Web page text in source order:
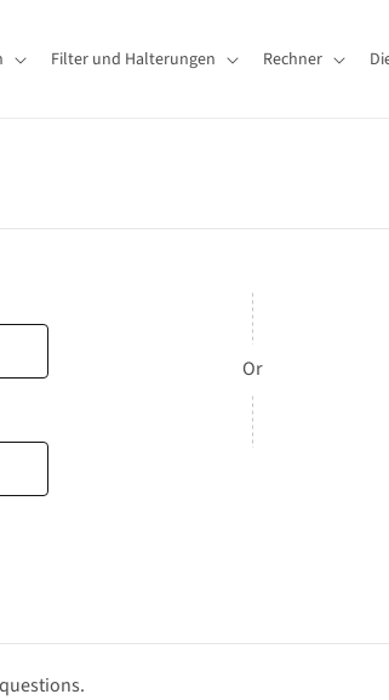
Filter und Halterungen Rechner
Or